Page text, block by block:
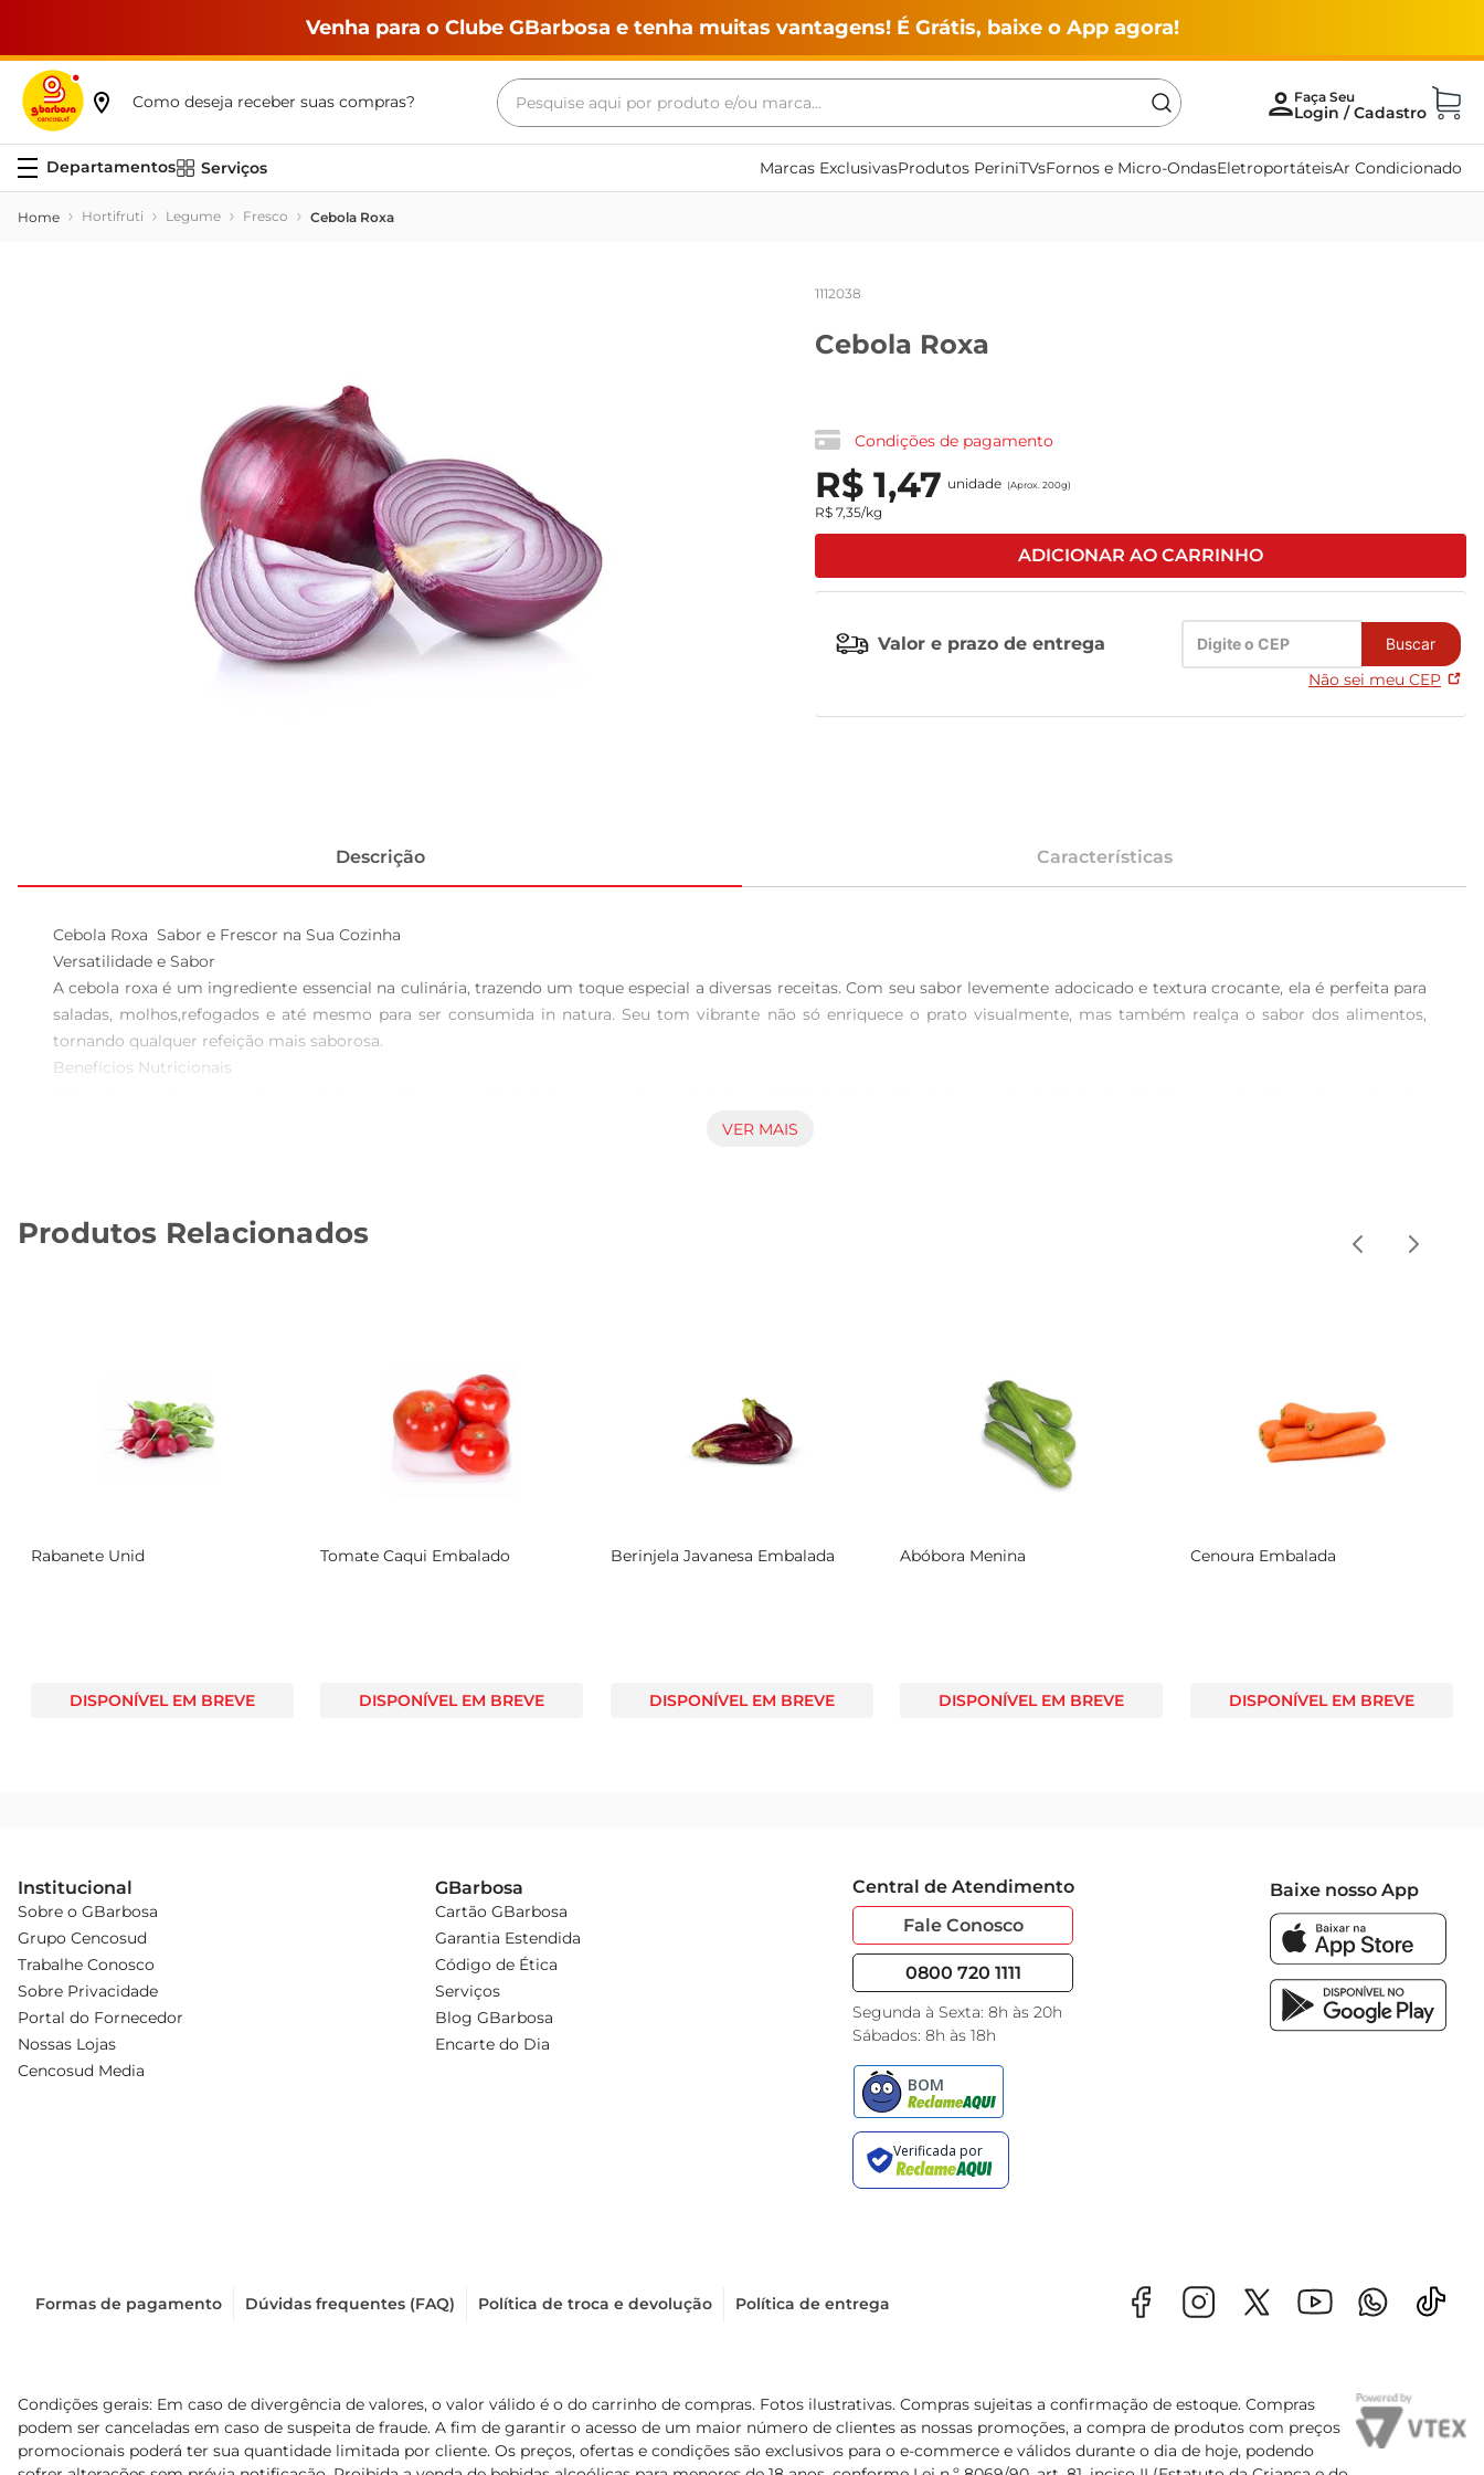
Venha para o Clube GBarbosa e tenha muitas vantagens! É Grátis, baixe o App agora!
Como deseja receber suas compras?
Pesquise aqui por produto e/ou marca...
Serviços Marcas ExclusivasProdutos PeriniTVsFornos e Micro-OndasEletroportáteisAr Condicionado
Hortifruti Legume Fresco Cebola Roxa
1112038
Cebola Roxa
Condições de pagamento
R$ 1,47 unidade (Aprox. 200g)
R$ 7,35/kg
ADICIONAR AO CARRINHO
Valor e prazo de entrega Buscar
Não sei meu CEP
Descrição Características
Cebola Roxa  Sabor e Frescor na Sua Cozinha
Versatilidade e Sabor
A cebola roxa é um ingrediente essencial na culinária, trazendo um toque especial a diversas receitas. Com seu sabor levemente adocicado e textura crocante, ela é perfeita para
saladas, molhos,refogados e até mesmo para ser consumida in natura. Seu tom vibrante não só enriquece o prato visualmente, mas também realça o sabor dos alimentos,
tornando qualquer refeição mais saborosa.
Benefícios Nutricionais
C, que ajuda a fortalecer o sistema imunológico, e o manganês, que contribui para a saúde óssea. Incorporar a cebola roxa na sua dieta pode trazer diversos benefícios à saúde,
ótima adição a sanduíches e wraps, proporcionando um crocante especial. Se preferir, você pode caramelizála para intensificar seu sabor e usar como acompanhamento para
VER MAIS
Produtos Relacionados
Rabanete Unid
DISPONÍVEL EM BREVE
Tomate Caqui Embalado
DISPONÍVEL EM BREVE
Berinjela Javanesa Embalada
DISPONÍVEL EM BREVE
Abóbora Menina
DISPONÍVEL EM BREVE
Cenoura Embalada
DISPONÍVEL EM BREVE
Institucional
Sobre o GBarbosa
Grupo Cencosud
Trabalhe Conosco
Sobre Privacidade
Portal do Fornecedor
Nossas Lojas
Cencosud Media
GBarbosa
Cartão GBarbosa
Garantia Estendida
Código de Ética
Serviços
Blog GBarbosa
Encarte do Dia
Central de Atendimento
Fale Conosco
0800 720 1111
Segunda à Sexta: 8h às 20h
Sábados: 8h às 18h
Baixe nosso App
Formas de pagamento Dúvidas frequentes (FAQ) Política de troca e devolução Política de entrega
Condições gerais: Em caso de divergência de valores, o valor válido é o do carrinho de compras. Fotos ilustrativas. Compras sujeitas a confirmação de estoque. Compras
podem ser canceladas em caso de suspeita de fraude. A fim de garantir o acesso de um maior número de clientes as nossas promoções, a compra de produtos com preços
promocionais poderá ter sua quantidade limitada por cliente. Os preços, ofertas e condições são exclusivos para o e-commerce e válidos durante o dia de hoje, podendo
Termos mais buscados
tv